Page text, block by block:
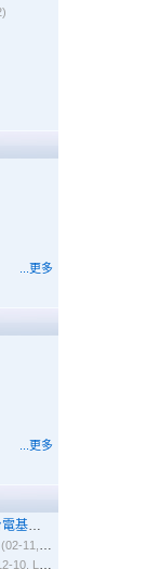
...更多
...更多
大神您好，請問能解115年台電基本電學嗎
(02-11, 呵呵)
10, Leo)